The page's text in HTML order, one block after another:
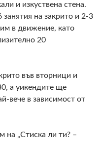
и изкуствена стена.
на закрито и 2-3
в движение, като
20
във вторници и
а уикендите ще
вече в зависимост от
на „Стиска ли ти? –